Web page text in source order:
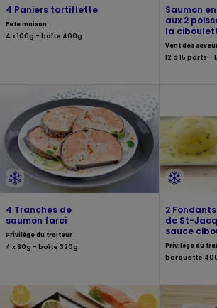
4 Paniers tartiflette
Fete maison
4 x 100g - boîte 400g
Saumon
aux 2
la
tranché
Vent des
12 à 15 parts -
4 Tranches de
saumon farci
Privilège du traiteur
4 x 80g - boîte 320g
2
de St-
sauce
Privilège du
barquette